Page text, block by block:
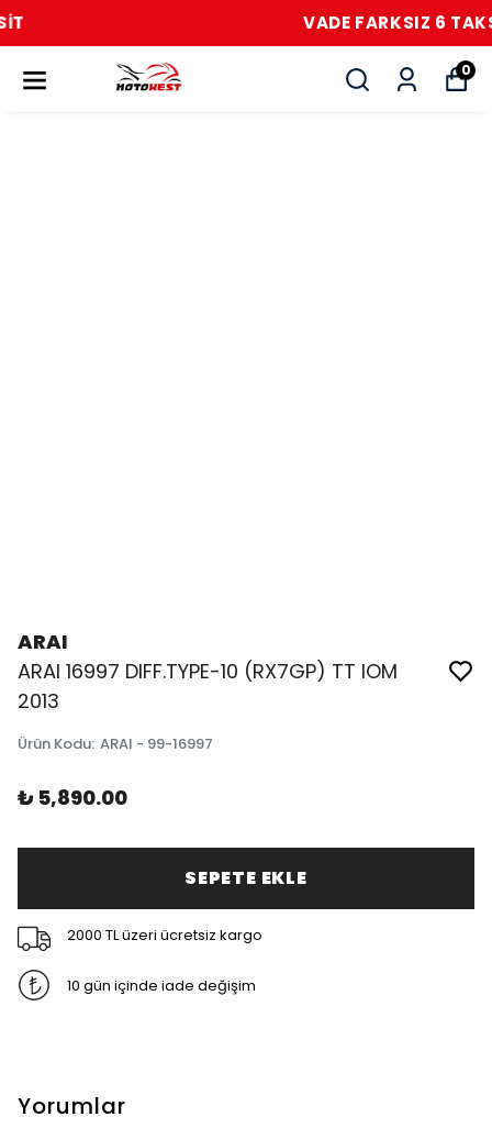
VADE FARKSIZ 6 TAKSİT
0
ARAI
ARAI 16997 DIFF.TYPE-10 (RX7GP) TT IOM
2013
Ürün Kodu: ARAI - 99-16997
₺ 5,890.00
SEPETE EKLE
2000 TL üzeri ücretsiz kargo
10 gün içinde iade değişim
Yorumlar